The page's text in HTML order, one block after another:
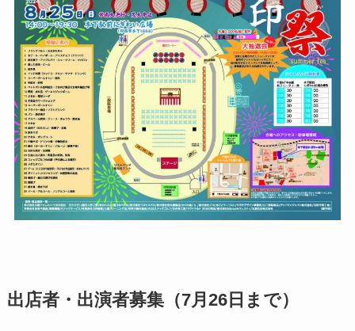
出店者・出演者募集（7月26日まで）